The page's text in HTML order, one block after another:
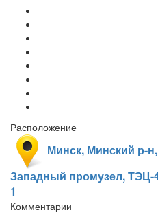
Расположение
Минск, Минский р-
Западный промузел, ТЭЦ-
1
Комментарии